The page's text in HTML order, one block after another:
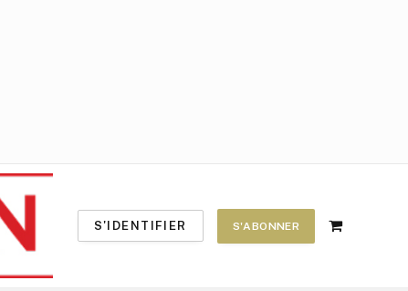
S'IDENTIFIER S'ABONNER
Shopping